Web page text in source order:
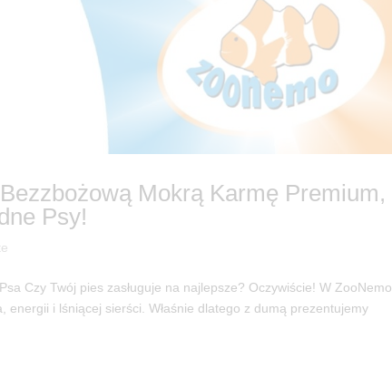
Mokrą Karmę Premium,
Psy!
Czy Twój pies zasługuje na najlepsze? Oczywiście! W ZooNemo
energii i lśniącej sierści. Właśnie dlatego z dumą prezentujemy